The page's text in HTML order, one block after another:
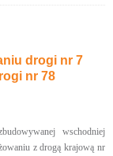
drogi nr 7
nr 78
wschodniej
z drogą krajową nr